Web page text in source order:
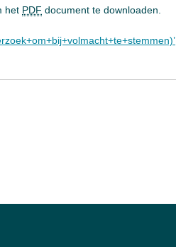
het PDF document te downloaden.